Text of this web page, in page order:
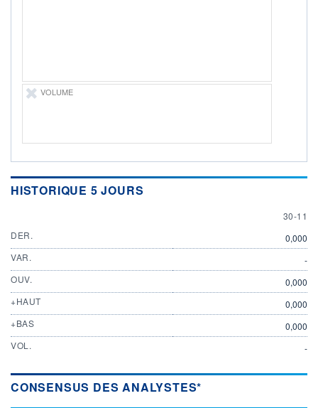
VOLUME
HISTORIQUE 5 JOURS
30
30-11
DER.
0,000
VAR.
-
OUV.
0,000
+HAUT
0,000
+BAS
0,000
VOL.
-
CONSENSUS DES ANALYSTES*